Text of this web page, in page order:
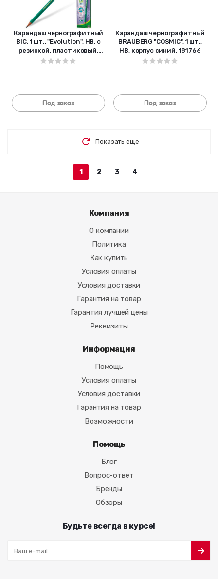
Карандаш чернографитный
BIC, 1 шт., "Evolution", HB, с
резинкой, пластиковый,
корпус зеленый, заточе
Под заказ
Карандаш чернографитный
BRAUBERG "COSMIC", 1 шт.,
HB, корпус синий, 181766
Под заказ
Показать еще
1 2 3 4
Компания
О компании
Политика
Как купить
Условия оплаты
Условия доставки
Гарантия на товар
Гарантия лучшей цены
Реквизиты
Информация
Помощь
Условия оплаты
Условия доставки
Гарантия на товар
Возможности
Помощь
Блог
Вопрос-ответ
Бренды
Обзоры
Будьте всегда в курсе!